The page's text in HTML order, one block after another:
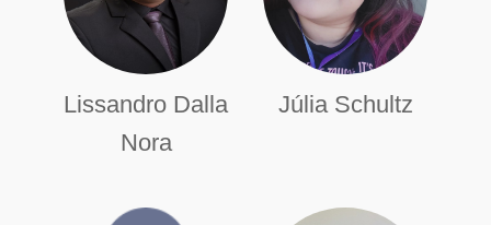
Lissandro Dalla
Nora
Júlia Schultz